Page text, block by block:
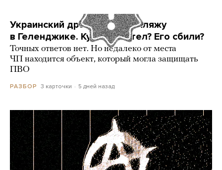
Украинский дрон попал по пляжу
в Геленджике. Куда он летел? Его сбили?
Точных ответов нет. Но недалеко от места
ЧП находится объект, который могла защищать
ПВО
РАЗБОР 3 карточки 5 дней назад